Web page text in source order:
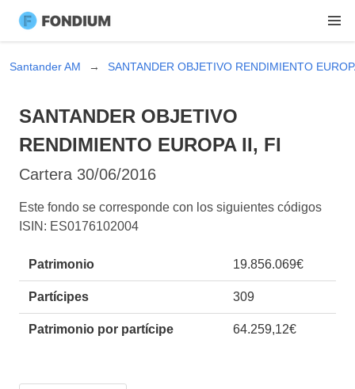
Santander AM SANTANDER OBJETIVO RENDIMIENTO
SANTANDER OBJETIVO
RENDIMIENTO EUROPA II, FI
Cartera 30/06/2016
Este fondo se corresponde con los siguientes códigos
ISIN: ES0176102004
Patrimonio 19.856.069€
Partícipes 309
Patrimonio por partícipe 64.259,12€